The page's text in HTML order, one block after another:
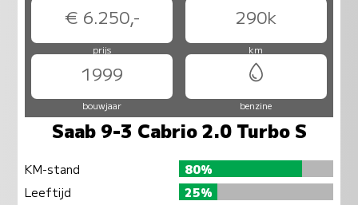
€ 6.250,- 290k
prijs km
1999
bouwjaar benzine
Saab 9-3 Cabrio 2.0 Turbo S
KM-stand
80%
Leeftijd
25%